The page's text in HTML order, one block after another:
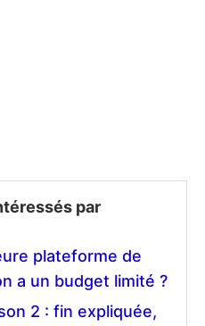
par
plateforme de
a un budget limité ?
2 : fin expliquée,